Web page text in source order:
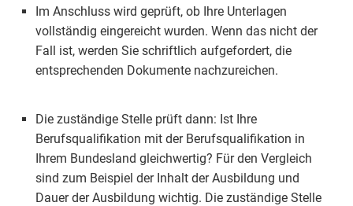
Im Anschluss wird geprüft, ob Ihre Unterlagen
vollständig eingereicht wurden. Wenn das nicht der
Fall ist, werden Sie schriftlich aufgefordert, die
entsprechenden Dokumente nachzureichen.
Die zuständige Stelle prüft dann: Ist Ihre
Berufsqualifikation mit der Berufsqualifikation in
Ihrem Bundesland gleichwertig? Für den Vergleich
sind zum Beispiel der Inhalt der Ausbildung und
Dauer der Ausbildung wichtig. Die zuständige Stelle